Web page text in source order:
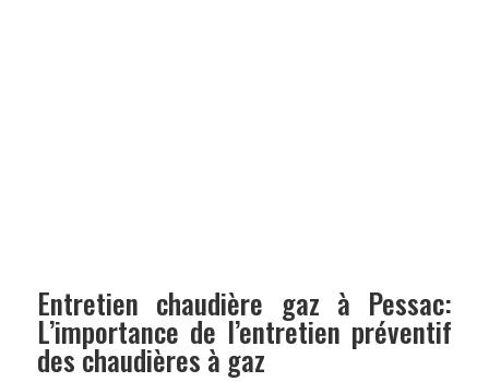
Entretien chaudière gaz à Pessac:
L’importance de l’entretien préventif
des chaudières à gaz